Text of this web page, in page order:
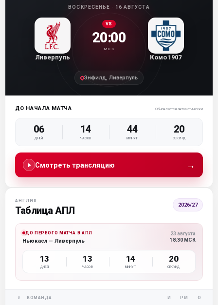
ВОСКРЕСЕНЬЕ · 16 АВГУСТА
Ливерпуль
VS
20:00
МСК
Комо 1907
Энфилд, Ливерпуль
ДО НАЧАЛА МАТЧА Обновляется автоматически
06
ДНЕЙ
14
ЧАСОВ
44
МИНУТ
19
СЕКУНД
Смотреть трансляцию →
АНГЛИЯ
Таблица АПЛ 2026/27
ДО ПЕРВОГО МАТЧА В АПЛ
Ньюкасл — Ливерпуль
23 августа
18:30 МСК
13
ДНЕЙ
13
ЧАСОВ
14
МИНУТ
19
СЕКУНД
# КОМАНДА И РМ О